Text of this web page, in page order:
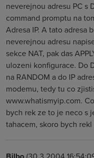
neverejnou adresu PC s
command promptu na
Adresa IP. A tato adresa
neverejnou adresu
sekce NAT, pak das
ulozeni konfigurace. Do
na RANDOM a do IP
modemu, tedy tu co
www.whatismyip.com.
bych rek ze to je neco s
tahacem, skoro bych